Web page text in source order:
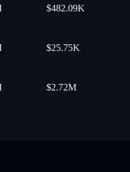
$482.09K
$25.75K
$2.72M